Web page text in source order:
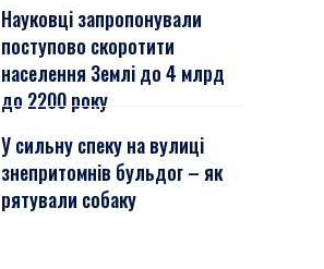
Науковці запропонували
поступово скоротити
населення Землі до 4 млрд
до 2200 року
У сильну спеку на вулиці
знепритомнів бульдог – як
рятували собаку